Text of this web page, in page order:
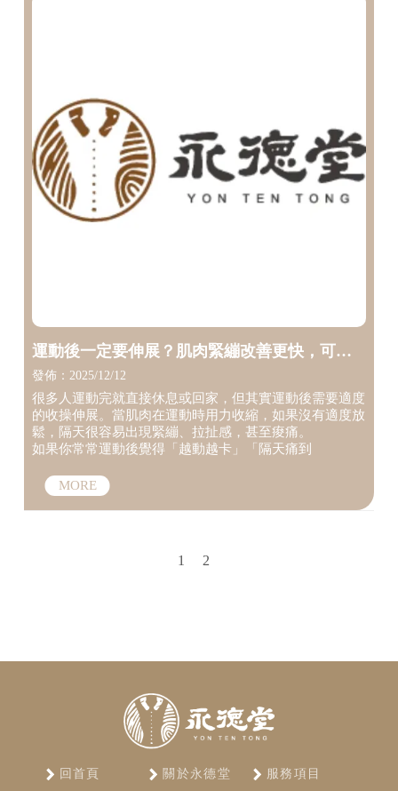
運動後一定要伸展？肌肉緊繃改善更快，可以
找專業協助！【台中運動伸展】【台中運動整
復】
發佈：2025/12/12
很多人運動完就直接休息或回家，但其實運動後需要適度
的收操伸展。當肌肉在運動時用力收縮，如果沒有適度放
鬆，隔天很容易出現緊繃、拉扯感，甚至痠痛。
如果你常常運動後覺得「越動越卡」「隔天痛到
1 2
回首頁 關於永德堂 服務項目